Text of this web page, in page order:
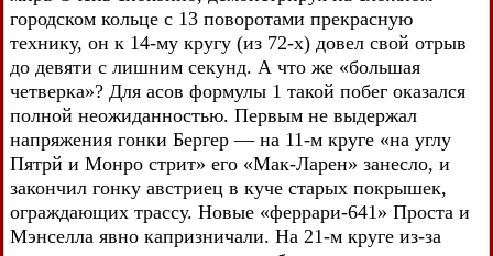
городском кольце с 13 поворотами прекрасную
технику, он к 14-му кругу (из 72-х) довел свой отрыв
до девяти с лишним секунд. А что же «большая
четверка»? Для асов формулы 1 такой побег оказался
полной неожиданностью. Первым не выдержал
напряжения гонки Бергер — на 11-м круге «на углу
Пятрй и Монро стрит» его «Мак-Ларен» занесло, и
закончил гонку австриец в куче старых покрышек,
ограждающих трассу. Новые «феррари-641» Проста и
Мэнселла явно капризничали. На 21-м круге из-за